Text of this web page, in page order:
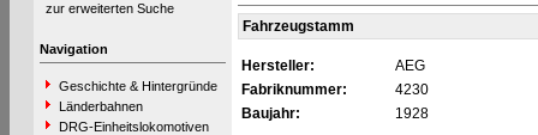
zur erweiterten Suche
Navigation
Geschichte & Hintergründe
Länderbahnen
DRG-Einheitslokomotiven
Fahrzeugstamm
Hersteller:
AEG
Fabriknummer:
4230
Baujahr:
1928